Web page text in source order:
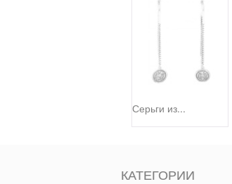
Серьги из...
КАТЕГОРИИ